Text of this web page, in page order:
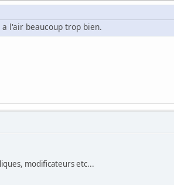
l'air beaucoup trop bien.
modificateurs etc...